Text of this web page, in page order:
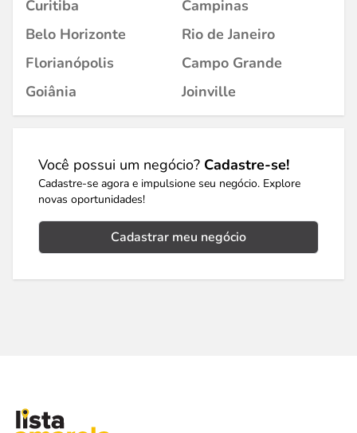
Curitiba
Campinas
Belo Horizonte
Rio de Janeiro
Florianópolis
Campo Grande
Goiânia
Joinville
Você possui um negócio? Cadastre-se!
Cadastre-se agora e impulsione seu negócio. Explore
novas oportunidades!
Cadastrar meu negócio